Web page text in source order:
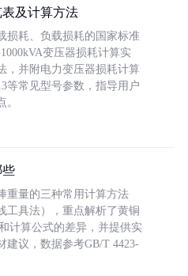
及计算方法
损耗、负载损耗的国家标准
变压器损耗计算实
，并附电力变压器损耗计算
等常见型号参数，指导用户
些
重量的三种常用计算方法
工具法），重点解析了黄铜
计算公式的差异，并提供实
建议，数据参考GB/T 4423-